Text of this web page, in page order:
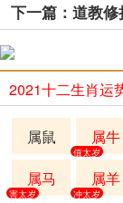
下一篇：道教
2021十二生肖运
属鼠 属牛
值太岁
属马
害太岁
属羊
冲太岁